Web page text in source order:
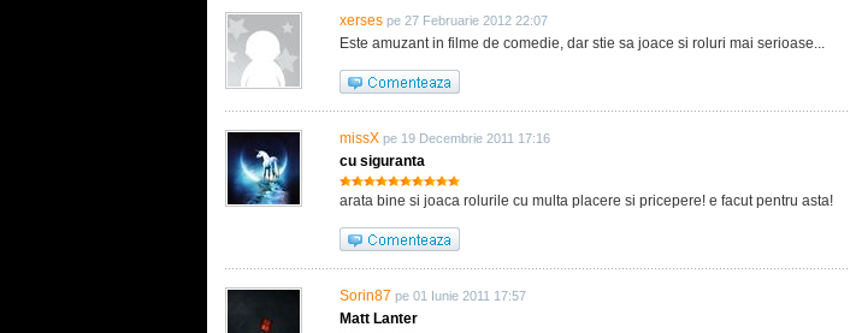
xerses pe 27 Februarie 2012 22:07
Este amuzant in filme de comedie, dar stie sa joace si roluri mai serioase...
missX pe 19 Decembrie 2011 17:16
cu siguranta
arata bine si joaca rolurile cu multa placere si pricepere! e facut pentru asta!
Sorin87 pe 01 Iunie 2011 17:57
Matt Lanter